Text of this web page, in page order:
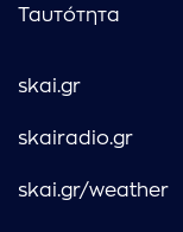
Ταυτότητα
skai.gr
skairadio.gr
skai.gr/weather